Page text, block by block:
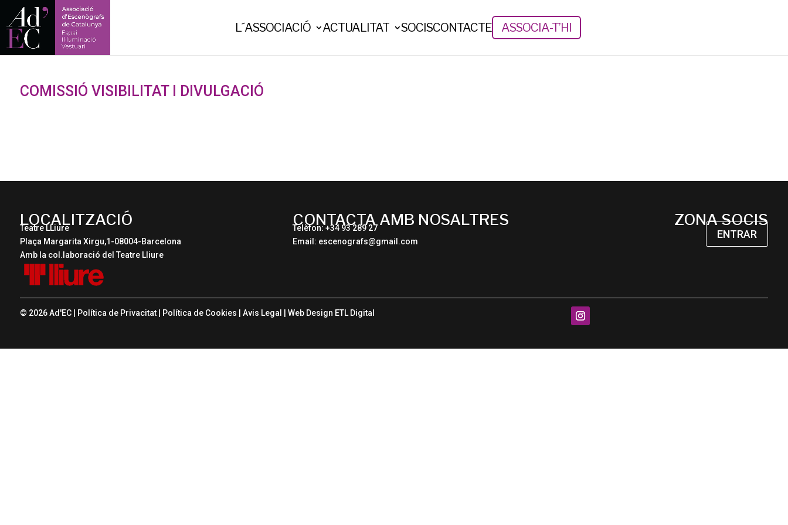
L´ASSOCIACIÓ ACTUALITAT SOCISCONTACTE ASSOCIA-T’HI
COMISSIÓ VISIBILITAT I DIVULGACIÓ
LOCALITZACIÓ
Teatre LLiure
Plaça Margarita Xirgu,1-08004-Barcelona
Amb la col.laboració del Teatre Lliure
CONTACTA AMB NOSALTRES
Telèfon: +34 93 289 27
Email: escenografs@gmail.com
ZONA SOCIS
ENTRAR
© 2026 Ad'EC | Política de Privacitat| Política de Cookies Avis Legal | Web Design ETL Digital